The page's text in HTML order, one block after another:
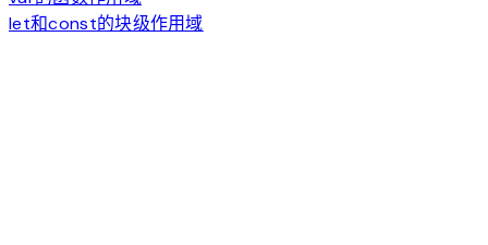
let和const的块级作用域